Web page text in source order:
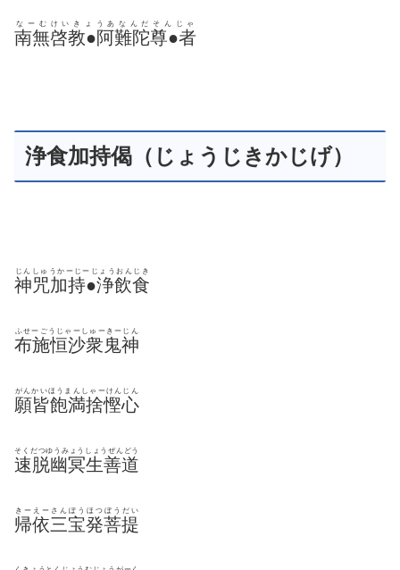
南無啓教●阿難陀尊●者
なーむけいきょうあなんだそんじゃ
浄食加持偈（じょうじきかじげ）
神咒加持●浄飲食
じんしゅうかーじーじょうおんじき
布施恒沙衆鬼神
ふせーごうじゃーしゅーきーじん
願皆飽満捨慳心
がんかいほうまんしゃーけんじん
速脱幽冥生善道
そくだつゆうみょうしょうぜんどう
帰依三宝発菩提
きーえーさんぽうほつぼうだい